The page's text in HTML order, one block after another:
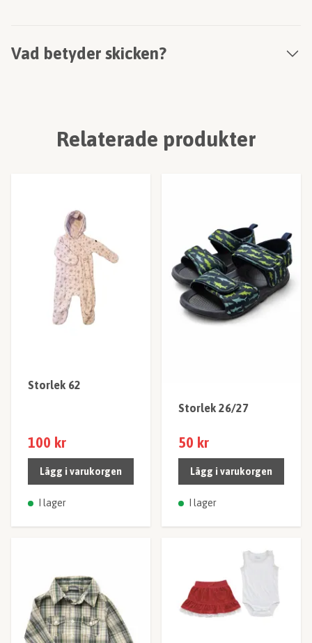
Vad betyder skicken?
Relaterade produkter
Storlek 62
100 kr
Lägg i varukorgen
I lager
Storlek 26/27
50 kr
Lägg i varukorgen
I lager